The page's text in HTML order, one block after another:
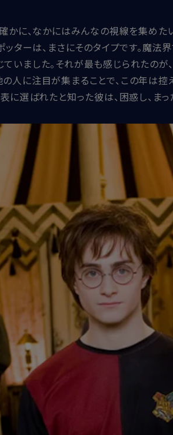
かに、なかにはみんなの視線を集めた
ッターは、まさにそのタイプです。魔
ました。それが最も感じられたのが
人に注目が集まることで、この年は
選ばれたと知った彼は、困惑し、まっ